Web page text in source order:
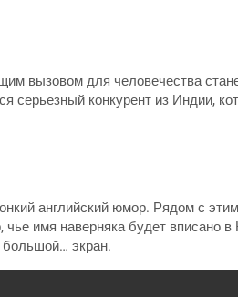
вызовом для человечества
серьезный конкурент из Индии,
английский юмор. Рядом с
имя наверняка будет вписано в
большой… экран.